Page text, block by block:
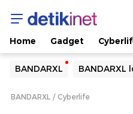
Home Gadget
BANDARXL BANDARXL
Yang sedang ramai dicari
Loading...
BANDARXL Cyberlife